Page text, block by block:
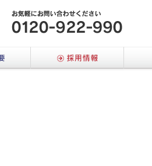
メールでのお問い合わせはこちら
会社概要